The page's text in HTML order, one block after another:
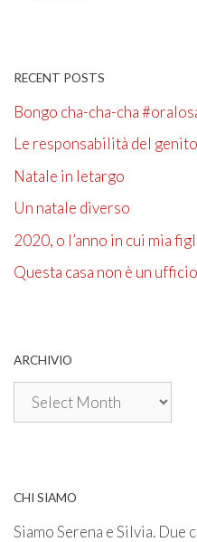
RECENT POSTS
Bongo cha-cha-cha
Le responsabilità del
Natale in letargo
Un natale diverso
2020, o l’anno in cui mia
Questa casa non è un ufficio
ARCHIVIO
Archivio
CHI SIAMO
Siamo Serena e Silvia. Due